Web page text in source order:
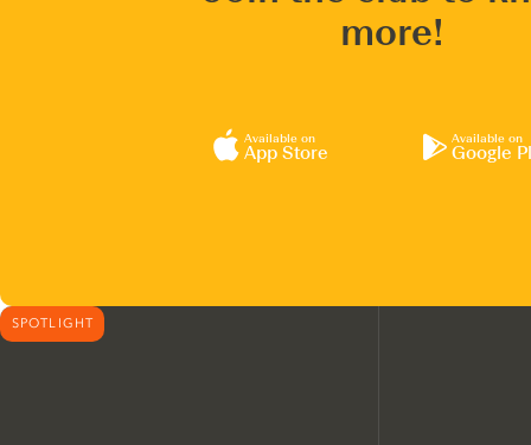
more!
Available on
App Store
Available on
Google
SPOTLIGHT